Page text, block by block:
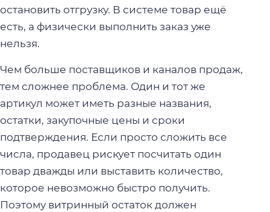
остановить отгрузку. В системе товар ещё
есть, а физически выполнить заказ уже
нельзя.
Чем больше поставщиков и каналов продаж,
тем сложнее проблема. Один и тот же
артикул может иметь разные названия,
остатки, закупочные цены и сроки
подтверждения. Если просто сложить все
числа, продавец рискует посчитать один
товар дважды или выставить количество,
которое невозможно быстро получить.
Поэтому витринный остаток должен